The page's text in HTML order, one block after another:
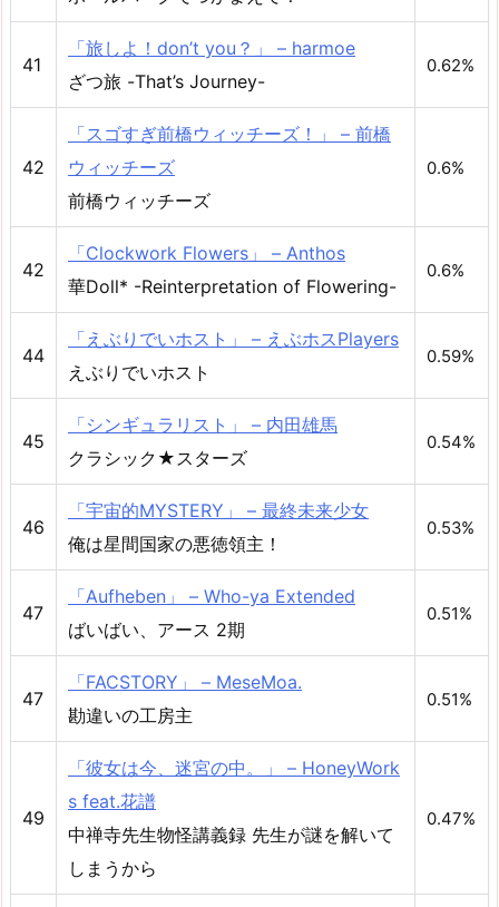
41
「旅しよ！don’t you？」 – harmoe
ざつ旅 -That’s Journey-
0.62%
42
「スゴすぎ前橋ウィッチーズ！」 – 前橋
ウィッチーズ
前橋ウィッチーズ
0.6%
42
「Clockwork Flowers」 – Anthos
華Doll* -Reinterpretation of Flowering-
0.6%
44
「えぶりでいホスト」 – えぶホスPlayers
えぶりでいホスト
0.59%
45
「シンギュラリスト」 – 内田雄馬
クラシック★スターズ
0.54%
46
「宇宙的MYSTERY」 – 最終未来少女
俺は星間国家の悪徳領主！
0.53%
47
「Aufheben」 – Who-ya Extended
ばいばい、アース 2期
0.51%
47
「FACSTORY」 – MeseMoa.
勘違いの工房主
0.51%
49
「彼女は今、迷宮の中。」 – HoneyWork
s feat.花譜
中禅寺先生物怪講義録 先生が謎を解いて
しまうから
0.47%